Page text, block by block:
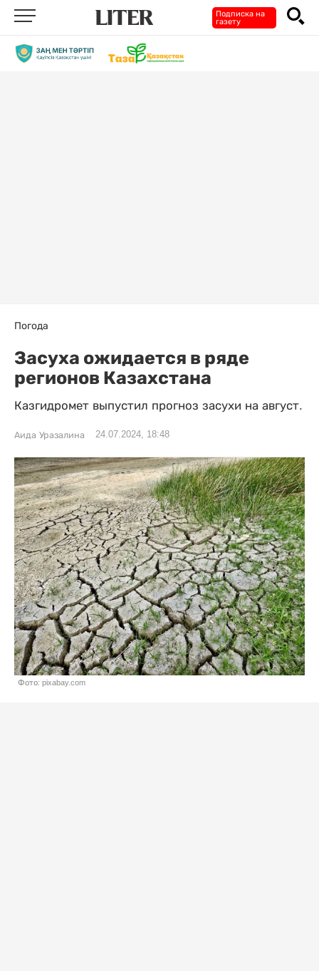
Подписка на
газету
Погода
Засуха ожидается в ряде
регионов Казахстана
Казгидромет выпустил прогноз засухи на август.
Аида Уразалина 24.07.2024, 18:48
Фото: pixabay.com